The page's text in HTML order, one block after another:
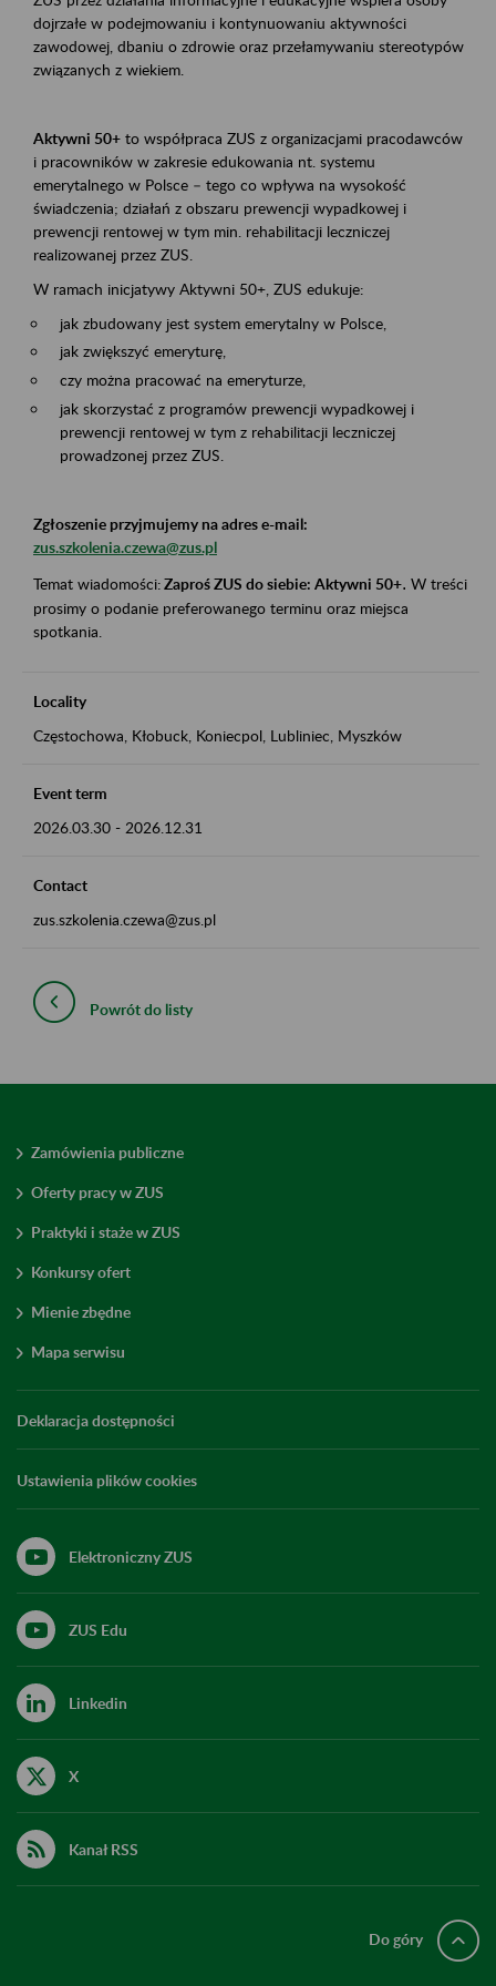
dojrzałe w podejmowaniu i kontynuowaniu aktywności
zawodowej, dbaniu o zdrowie oraz przełamywaniu stereotypów
związanych z wiekiem.
Aktywni 50+ to współpraca ZUS z organizacjami pracodawców
i pracowników w zakresie edukowania nt. systemu
emerytalnego w Polsce – tego co wpływa na wysokość
świadczenia; działań z obszaru prewencji wypadkowej i
prewencji rentowej w tym min. rehabilitacji leczniczej
realizowanej przez ZUS.
W ramach inicjatywy Aktywni 50+, ZUS edukuje:
jak zbudowany jest system emerytalny w Polsce,
jak zwiększyć emeryturę,
czy można pracować na emeryturze,
jak skorzystać z programów prewencji wypadkowej i
prewencji rentowej w tym z rehabilitacji leczniczej
prowadzonej przez ZUS.
Zgłoszenie przyjmujemy na adres e-mail:
zus.szkolenia.czewa@zus.pl
Temat wiadomości:Zaproś ZUS do siebie: Aktywni 50+. W treści
prosimy o podanie preferowanego terminu oraz miejsca
spotkania.
Locality
Częstochowa, Kłobuck, Koniecpol, Lubliniec, Myszków
Event term
2026.03.30 - 2026.12.31
Contact
zus.szkolenia.czewa@zus.pl
Powrót do listy
Zamówienia publiczne
Oferty pracy w ZUS
Praktyki i staże w ZUS
Konkursy ofert
Mienie zbędne
Mapa serwisu
Deklaracja dostępności
Ustawienia plików cookies
Elektroniczny ZUS
ZUS Edu
Linkedin
X
Kanał RSS
Do góry